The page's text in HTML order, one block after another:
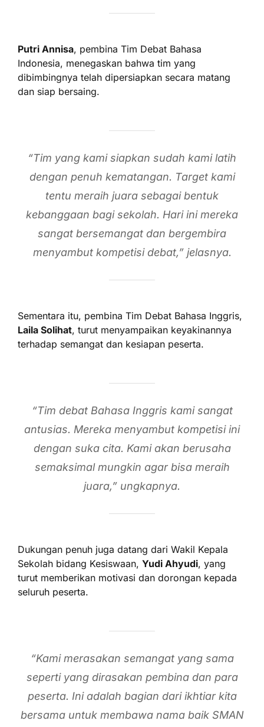
Putri Annisa, pembina Tim Debat Bahasa
Indonesia, menegaskan bahwa tim yang
dibimbingnya telah dipersiapkan secara matang
dan siap bersaing.
“Tim yang kami siapkan sudah kami latih
dengan penuh kematangan. Target kami
tentu meraih juara sebagai bentuk
kebanggaan bagi sekolah. Hari ini mereka
sangat bersemangat dan bergembira
menyambut kompetisi debat,” jelasnya.
Sementara itu, pembina Tim Debat Bahasa Inggris,
Laila Solihat, turut menyampaikan keyakinannya
terhadap semangat dan kesiapan peserta.
“Tim debat Bahasa Inggris kami sangat
antusias. Mereka menyambut kompetisi ini
dengan suka cita. Kami akan berusaha
semaksimal mungkin agar bisa meraih
juara,” ungkapnya.
Dukungan penuh juga datang dari Wakil Kepala
Sekolah bidang Kesiswaan, Yudi Ahyudi, yang
turut memberikan motivasi dan dorongan kepada
seluruh peserta.
“Kami merasakan semangat yang sama
seperti yang dirasakan pembina dan para
peserta. Ini adalah bagian dari ikhtiar kita
bersama untuk membawa nama baik SMAN